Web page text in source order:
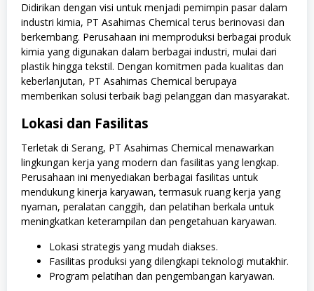
Didirikan dengan visi untuk menjadi pemimpin pasar dalam
industri kimia, PT Asahimas Chemical terus berinovasi dan
berkembang. Perusahaan ini memproduksi berbagai produk
kimia yang digunakan dalam berbagai industri, mulai dari
plastik hingga tekstil. Dengan komitmen pada kualitas dan
keberlanjutan, PT Asahimas Chemical berupaya
memberikan solusi terbaik bagi pelanggan dan masyarakat.
Lokasi dan Fasilitas
Terletak di Serang, PT Asahimas Chemical menawarkan
lingkungan kerja yang modern dan fasilitas yang lengkap.
Perusahaan ini menyediakan berbagai fasilitas untuk
mendukung kinerja karyawan, termasuk ruang kerja yang
nyaman, peralatan canggih, dan pelatihan berkala untuk
meningkatkan keterampilan dan pengetahuan karyawan.
Lokasi strategis yang mudah diakses.
Fasilitas produksi yang dilengkapi teknologi mutakhir.
Program pelatihan dan pengembangan karyawan.